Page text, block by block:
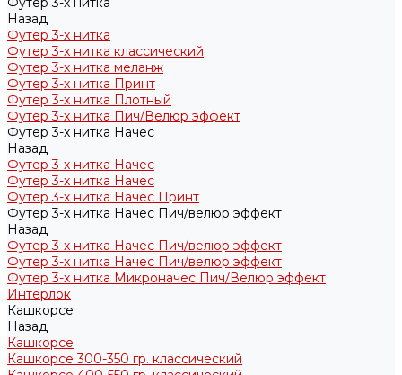
Назад
Футер 3-х нитка
Футер 3-х нитка классический
Футер 3-х нитка меланж
Футер 3-х нитка Принт
Футер 3-х нитка Плотный
Футер 3-х нитка Пич/Велюр эффект
Футер 3-х нитка Начес
Назад
Футер 3-х нитка Начес
Футер 3-х нитка Начес
Футер 3-х нитка Начес Принт
Футер 3-х нитка Начес Пич/велюр эффект
Назад
Футер 3-х нитка Начес Пич/велюр эффект
Футер 3-х нитка Начес Пич/велюр эффект
Футер 3-х нитка Микроначес Пич/Велюр эффект
Интерлок
Кашкорсе
Назад
Кашкорсе
Кашкорсе 300-350 гр. классический